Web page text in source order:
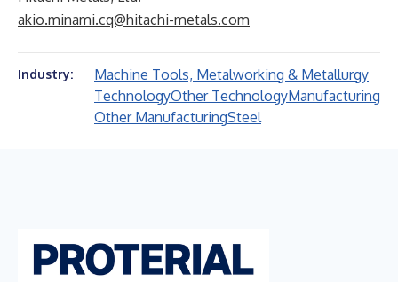
akio.minami.cq@hitachi-metals.com
Industry:
Machine Tools, Metalworking & Metallurgy
TechnologyOther TechnologyManufacturing
Other ManufacturingSteel